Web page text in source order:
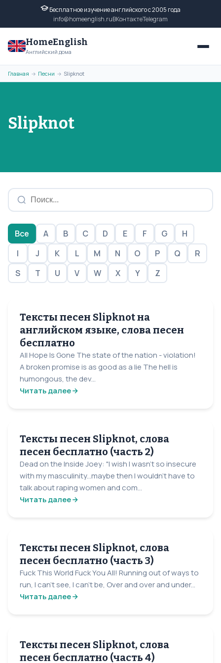
Бесплатное изучение английского с 2005 года
info@homeenglish.ruВКонтактеTelegram
HomeEnglish
Английский дома
Главная → Песни → Slipknot
Slipknot
Все A B C D E F G
H
I
J K L M N O P Q
R
S
T U V W X Y Z
Тексты песен Slipknot на
английском языке, слова песен
бесплатно
All Hope Is Gone The state of the nation - violation!
A broken promise is as good as a lie The hell is
humongous, the dev...
Читать далее
Тексты песен Slipknot, слова
песен бесплатно (часть 2)
Dead on the Inside Joey: "I wish I wasn't so insecure
with my masculinity...maybe then I wouldn't have to
talk about raping women and com...
Читать далее
Тексты песен Slipknot, слова
песен бесплатно (часть 3)
Fuck This World Fuck You All! Running out of ways to
run, I can't see, I can't be, Over and over and under...
Читать далее
Тексты песен Slipknot, слова
песен бесплатно (часть 4)